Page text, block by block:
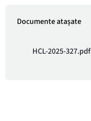
Documente atașate
HCL-2025-327.pdf